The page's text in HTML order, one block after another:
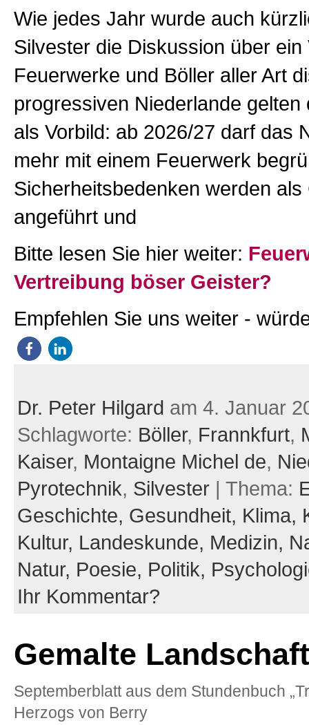
Wie jedes Jahr wurde auch
Silvester die Diskussion über ein
Feuerwerke und Böller aller Art
progressiven Niederlande gelten
als Vorbild: ab 2026/27 darf das
mehr mit einem Feuerwerk
Sicherheitsbedenken werden
angeführt und
Bitte lesen Sie hier weiter:
Vertreibung böser Geister?
Empfehlen Sie uns weiter -
Dr. Peter Hilgard am 4. Januar
Schlagworte: Böller, Frannkfurt,
Kaiser, Montaigne Michel de,
Pyrotechnik, Silvester| Thema:
Geschichte, Gesundheit, Klima,
Kultur, Landeskunde, Medizin,
Natur, Poesie, Politik,
Ihr Kommentar?
Gemalte
Septemberblatt aus dem Stundenbuch
Herzogs von Berry